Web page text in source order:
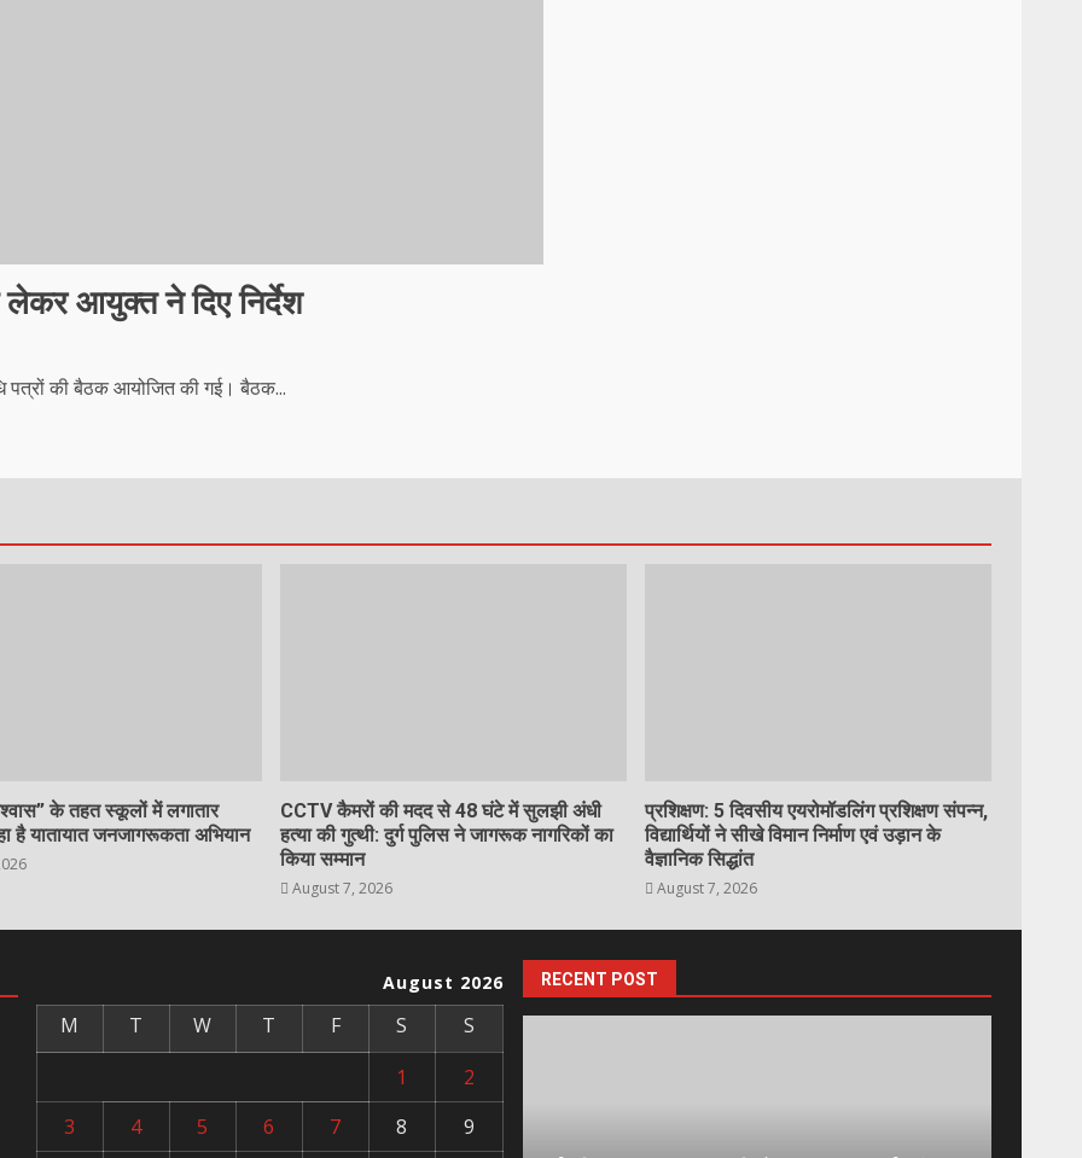
आयुक्त ने दिए निर्देश
पत्रों की बैठक आयोजित की गई। बैठक...
के तहत स्कूलों में लगातार
है यातायात जनजागरूकता अभियान
CCTV कैमरों की मदद से 48 घंटे में सुलझी अंधी
हत्या की गुत्थी: दुर्ग पुलिस ने जागरूक नागरिकों का
किया सम्मान
August 7, 2026
प्रशिक्षण: 5 दिवसीय एयरोमॉडलिंग प्रशिक्षण संपन्न,
विद्यार्थियों ने सीखे विमान निर्माण एवं उड़ान के
वैज्ञानिक सिद्धांत
August 7, 2026
August 2026
M T W T F S
S
1
2
3
4 5 6 7 8 9
RECENT POST